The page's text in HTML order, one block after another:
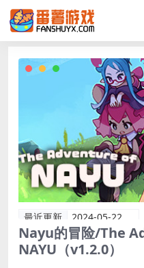
最近更新 2024-05-22
Nayu的冒险/The
NAYU（v1.2.0）